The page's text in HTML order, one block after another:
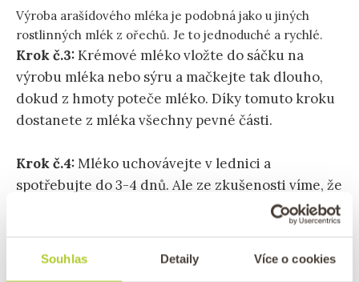
Souhlas Detaily Více o cookies
Výroba arašídového mléka je podobná jako u jiných
rostlinných mlék z ořechů. Je to jednoduché a rychlé.
Krok č.3:Krémové mléko vložte do sáčku na
výrobu mléka nebo sýru a mačkejte tak dlouho,
dokud z hmoty poteče mléko. Díky tomuto kroku
dostanete z mléka všechny pevné části.
Krok č.4:Mléko uchovávejte v lednici a
spotřebujte do 3-4 dnů. Ale ze zkušenosti víme, že
Pokud se vám v mléko v ledničce oddělí (voda
nahoře, bílá hmota na dně), vůbec se nelekejte. U